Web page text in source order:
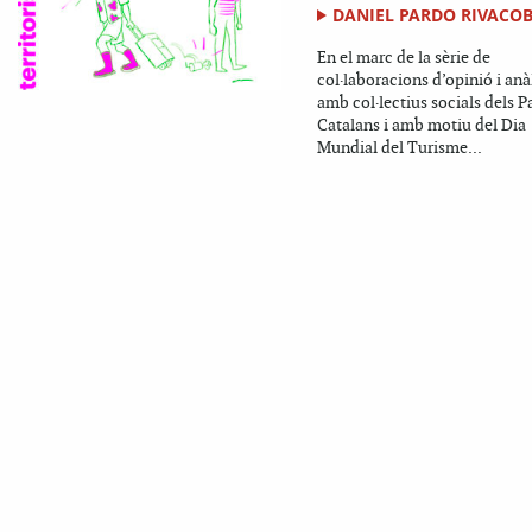
DANIEL PARDO
En el marc de la sèrie de
col·laboracions d’opinió i
amb col·lectius socials dels
Catalans i amb motiu del Dia
Mundial del Turisme...